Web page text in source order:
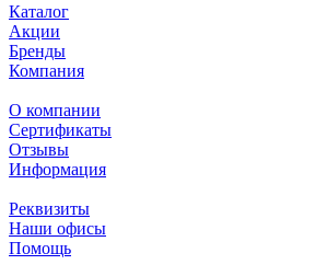
Каталог
Акции
Бренды
Компания
О компании
Сертификаты
Отзывы
Информация
Реквизиты
Наши офисы
Помощь